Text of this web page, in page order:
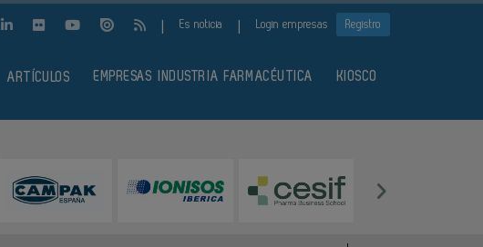
| Es noticia | Login empresas Registro
ARTÍCULOS EMPRESAS INDUSTRIA FARMACÉUTICA KIOSCO